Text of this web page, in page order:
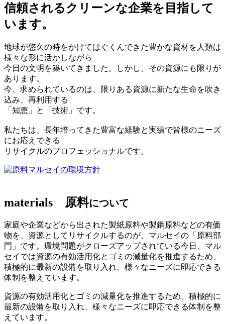
信頼されるクリーンな企業を目指して
います。
地球が悠久の時をかけてはぐくんできた豊かな資材を人類は
様々な形に活かしながら
今日の文明を築いてきました。しかし、その資源にも限りが
あります。
今、求められているのは、限りある資源に新たな生命を吹き
込み、再利用する
「知恵」と「技術」です。
私たちは、長年培ってきた豊富な経験と実績で皆様のニーズ
にお応えできる
リサイクルのプロフェッショナルです。
マルセイの環境方針
materials 原料について
家庭や企業などから出された製紙原料や製鋼原料などの有価
物を、資源としてリサイクルするのが、マルセイの「原料部
門」です。環境問題がクローズアップされている今日、マル
セイでは資源の有効活用化とゴミの減量化を推進するため、
積極的に最新の設備を取り入れ、様々なニーズに即応できる
体制を整えています。
資源の有効活用化とゴミの減量化を推進するため、積極的に
最新の設備を取り入れ、様々なニーズに即応できる体制を整
えています。